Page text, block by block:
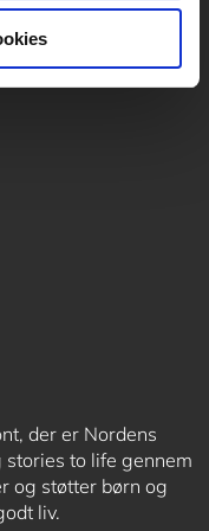
der er Nordens
to life gennem
og støtter børn og
liv.